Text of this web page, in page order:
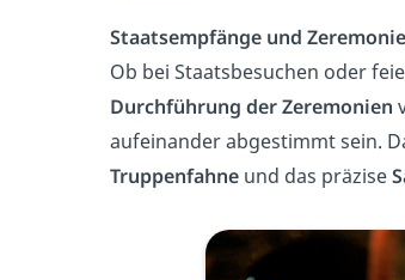
Staatsempfänge und
Ob bei Staatsbesuchen oder
Durchführung der Zeremonien
aufeinander abgestimmt sein.
Truppenfahne und das präzise